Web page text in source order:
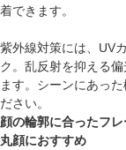
着できます。
紫外線対策には、UV
ク。乱反射を抑える
ます。シーンにあっ
ださい。
顔の輪郭に合ったフレ
丸顔におすすめ